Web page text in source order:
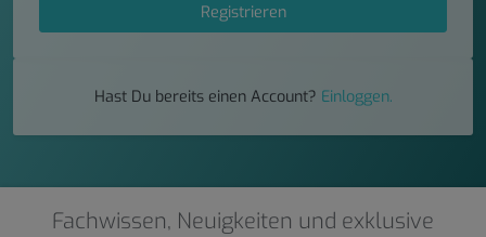
Registrieren
Hast Du bereits einen Account? Einloggen.
Fachwissen, Neuigkeiten und exklusive